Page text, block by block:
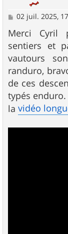
M
s
s
a
g
e
02 juil. 2025,
Merci Cyril
sentiers et
vautours
randuro,
de ces
typés enduro.
la vidéo